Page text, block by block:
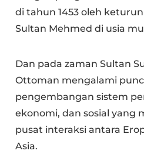
di tahun 1453 oleh
Sultan Mehmed di usia
Dan pada zaman Sultan
Ottoman mengalami
pengembangan sistem
ekonomi, dan sosial yang
pusat interaksi antara
Asia.